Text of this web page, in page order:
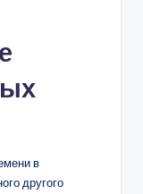
в
другого